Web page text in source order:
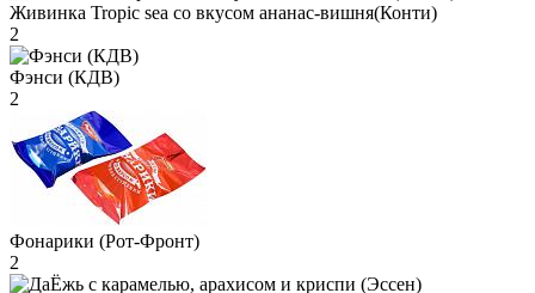
Живинка Tropic sea со вкусом ананас-вишня(Конти)
2
Фэнси (КДВ)
2
Фонарики (Рот-Фронт)
2